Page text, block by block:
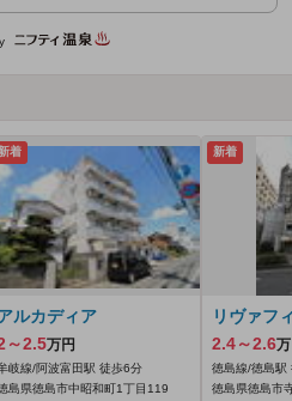
着
ルカディア
～2.5万円
岐線/阿波富田駅 徒歩6分
島県徳島市中昭和町1丁目119
新着
リヴァフ
2.4～2.6
徳島線/徳島駅
徳島県徳島市